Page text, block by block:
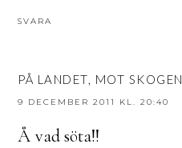
SVARA
PÅ LANDET, MOT SKOGEN
9 DECEMBER 2011 KL. 20:40
Å vad söta!!